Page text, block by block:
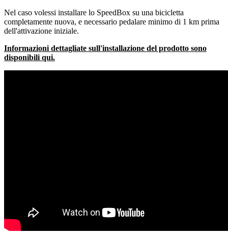
Nel caso volessi installare lo SpeedBox su una bicicletta
completamente nuova, e necessario pedalare minimo di 1 km prima
dell'attivazione iniziale.
Informazioni dettagliate sull'installazione del prodotto sono
disponibili qui.